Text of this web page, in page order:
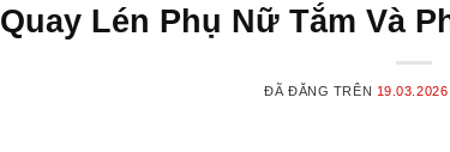
Quay Lén Phụ Nữ Tắm Và
ĐÃ ĐĂNG TRÊN 19.03.2026